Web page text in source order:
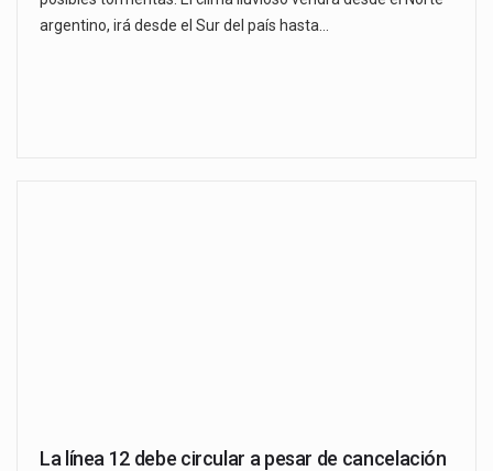
argentino, irá desde el Sur del país hasta…
La línea 12 debe circular a pesar de cancelación